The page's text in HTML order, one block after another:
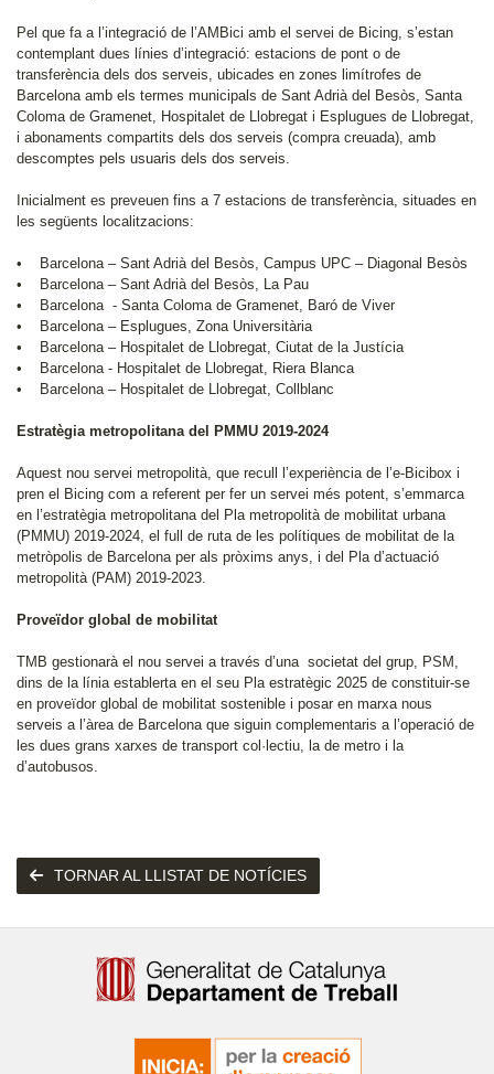
Pel que fa a l’integració de l’AMBici amb el servei de Bicing, s’estan
contemplant dues línies d’integració: estacions de pont o de
transferència dels dos serveis, ubicades en zones limítrofes de
Barcelona amb els termes municipals de Sant Adrià del Besòs, Santa
Coloma de Gramenet, Hospitalet de Llobregat i Esplugues de Llobregat,
i abonaments compartits dels dos serveis (compra creuada), amb
descomptes pels usuaris dels dos serveis.
Inicialment es preveuen fins a 7 estacions de transferència, situades en
les següents localitzacions:
• Barcelona – Sant Adrià del Besòs, Campus UPC – Diagonal Besòs
• Barcelona – Sant Adrià del Besòs, La Pau
• Barcelona - Santa Coloma de Gramenet, Baró de Viver
• Barcelona – Esplugues, Zona Universitària
• Barcelona – Hospitalet de Llobregat, Ciutat de la Justícia
• Barcelona - Hospitalet de Llobregat, Riera Blanca
• Barcelona – Hospitalet de Llobregat, Collblanc
Estratègia metropolitana del PMMU 2019-2024
Aquest nou servei metropolità, que recull l’experiència de l’e-Bicibox i
pren el Bicing com a referent per fer un servei més potent, s’emmarca
en l’estratègia metropolitana del Pla metropolità de mobilitat urbana
(PMMU) 2019-2024, el full de ruta de les polítiques de mobilitat de la
metròpolis de Barcelona per als pròxims anys, i del Pla d’actuació
metropolità (PAM) 2019-2023.
Proveïdor global de mobilitat
TMB gestionarà el nou servei a través d’una societat del grup, PSM,
dins de la línia establerta en el seu Pla estratègic 2025 de constituir-se
en proveïdor global de mobilitat sostenible i posar en marxa nous
serveis a l’àrea de Barcelona que siguin complementaris a l’operació de
les dues grans xarxes de transport col·lectiu, la de metro i la
d’autobusos.
TORNAR AL LLISTAT DE NOTÍCIES